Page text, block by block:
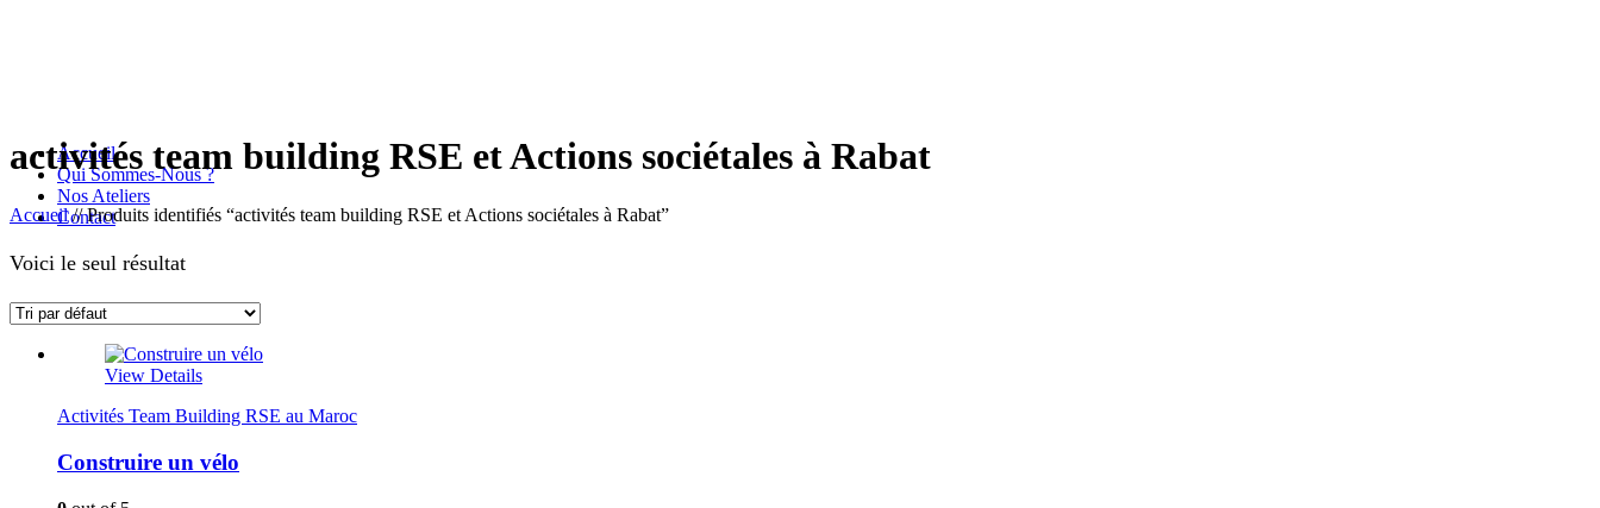
Accueil
Qui Sommes-Nous ?
Nos Ateliers
Contact
activités team building RSE et Actions sociétales à Rabat
Accueil//Produits identifiés “activités team building RSE et Actions sociétales à Rabat”
Voici le seul résultat
View Details
Activités Team Building RSE au Maroc
Construire un vélo